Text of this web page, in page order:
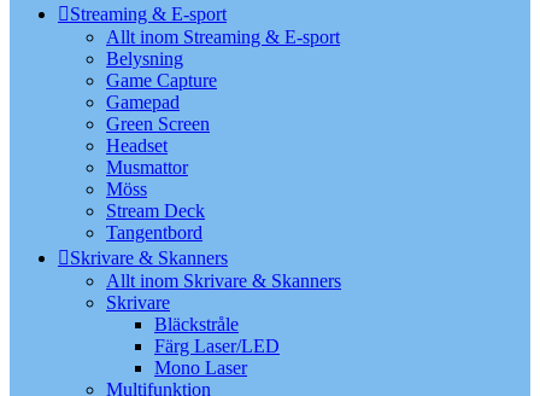
Streaming & E-sport
Allt inom Streaming & E-sport
Belysning
Game Capture
Gamepad
Green Screen
Headset
Musmattor
Möss
Stream Deck
Tangentbord
Skrivare & Skanners
Allt inom Skrivare & Skanners
Skrivare
Bläckstråle
Färg Laser/LED
Mono Laser
Multifunktion